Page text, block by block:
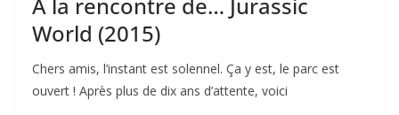
A la rencontre de… Jurassic
World (2015)
Chers amis, l’instant est solennel. Ça y est, le parc est
ouvert ! Après plus de dix ans d’attente, voici